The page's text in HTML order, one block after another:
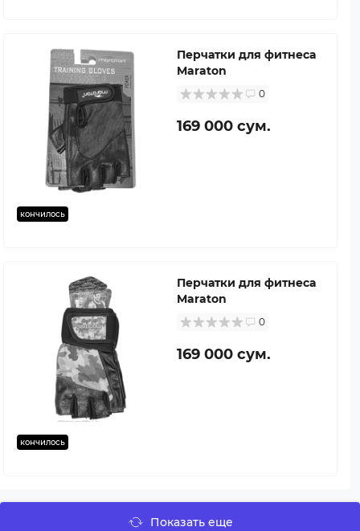
кончилось
Перчатки для фитнеса
Maraton
0
169 000 сум.
кончилось
Перчатки для фитнеса
Maraton
0
169 000 сум.
Показать еще